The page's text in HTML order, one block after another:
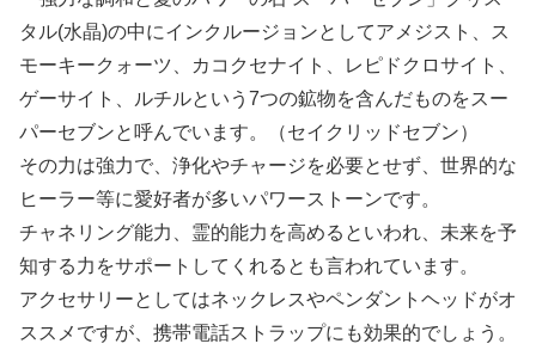
タル(水晶)の中にインクルージョンとしてアメジスト、ス
モーキークォーツ、カコクセナイト、レピドクロサイト、
ゲーサイト、ルチルという7つの鉱物を含んだものをスー
パーセブンと呼んでいます。（セイクリッドセブン）
その力は強力で、浄化やチャージを必要とせず、世界的な
ヒーラー等に愛好者が多いパワーストーンです。
チャネリング能力、霊的能力を高めるといわれ、未来を予
知する力をサポートしてくれるとも言われています。
アクセサリーとしてはネックレスやペンダントヘッドがオ
ススメですが、携帯電話ストラップにも効果的でしょう。